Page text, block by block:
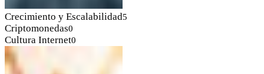
Crecimiento y Escalabilidad5
Criptomonedas0
Cultura Internet0